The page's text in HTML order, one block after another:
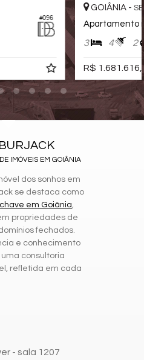
Apartamento no Edifício Fluence Space Design
IMÓVEIS EM GOIÂNIA
dos sonhos em
se destaca como
em Goiânia
propriedades de
fechados.
e conhecimento
consultoria
refletida em cada
- sala 1207